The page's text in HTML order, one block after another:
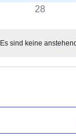
28
Es sind keine